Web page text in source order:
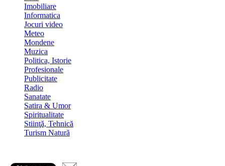
Imobiliare
Informatica
Jocuri video
Meteo
Mondene
Muzica
Politica, Istorie
Profesionale
Publicitate
Radio
Sanatate
Satira & Umor
Spiritualitate
Stiinţă, Tehnică
Turism Natură